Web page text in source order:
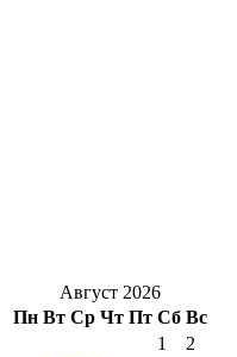
Август 2026
Пн Вт Ср Чт Пт Сб Вс
1
2